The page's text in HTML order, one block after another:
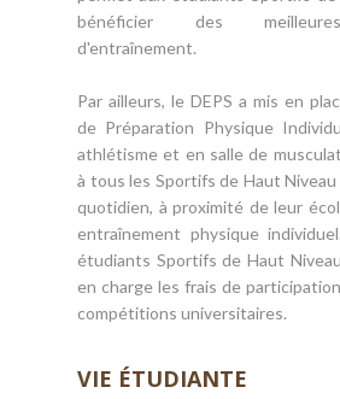
bénéficier des
d'entraînement.
Par ailleurs, le DEPS a mis en
de Préparation Physique
athlétisme et en salle de
à tous les Sportifs de Haut
quotidien, à proximité de leur
entraînement physique
étudiants Sportifs de Haut
en charge les frais de
compétitions universitaires.
VIE ÉTUDIANTE